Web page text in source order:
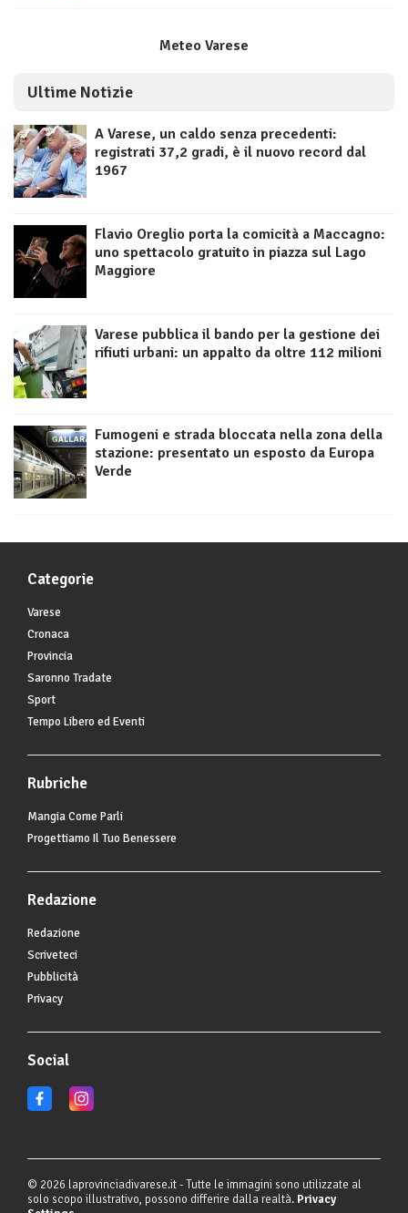
Meteo Varese
Ultime Notizie
A Varese, un caldo senza precedenti:
registrati 37,2 gradi, è il nuovo record dal
1967
Flavio Oreglio porta la comicità a Maccagno:
uno spettacolo gratuito in piazza sul Lago
Maggiore
Varese pubblica il bando per la gestione dei
rifiuti urbani: un appalto da oltre 112 milioni
Fumogeni e strada bloccata nella zona della
stazione: presentato un esposto da Europa
Verde
Categorie
Varese
Cronaca
Provincia
Saronno Tradate
Sport
Tempo Libero ed Eventi
Rubriche
Mangia Come Parli
Progettiamo Il Tuo Benessere
Redazione
Redazione
Scriveteci
Pubblicità
Privacy
Social
© 2026 laprovinciadivarese.it - Tutte le immagini sono utilizzate al
solo scopo illustrativo, possono differire dalla realtà. Privacy